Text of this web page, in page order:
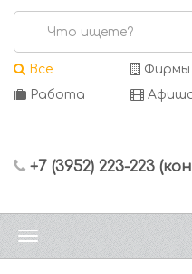
Все Фирмы
Работа
+7 (3952) 223-223